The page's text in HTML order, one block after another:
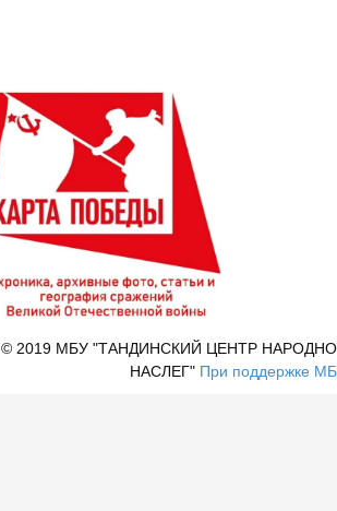
© 2019 МБУ "ТАНДИНСКИЙ ЦЕНТР
НАСЛЕГ" При поддержке